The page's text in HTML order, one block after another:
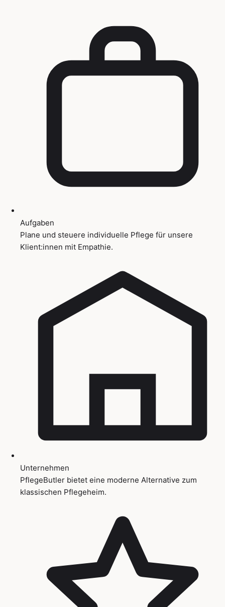
Aufgaben
Plane und steuere individuelle Pflege für unsere
Klient:innen mit Empathie.
Unternehmen
PflegeButler bietet eine moderne Alternative zum
klassischen Pflegeheim.